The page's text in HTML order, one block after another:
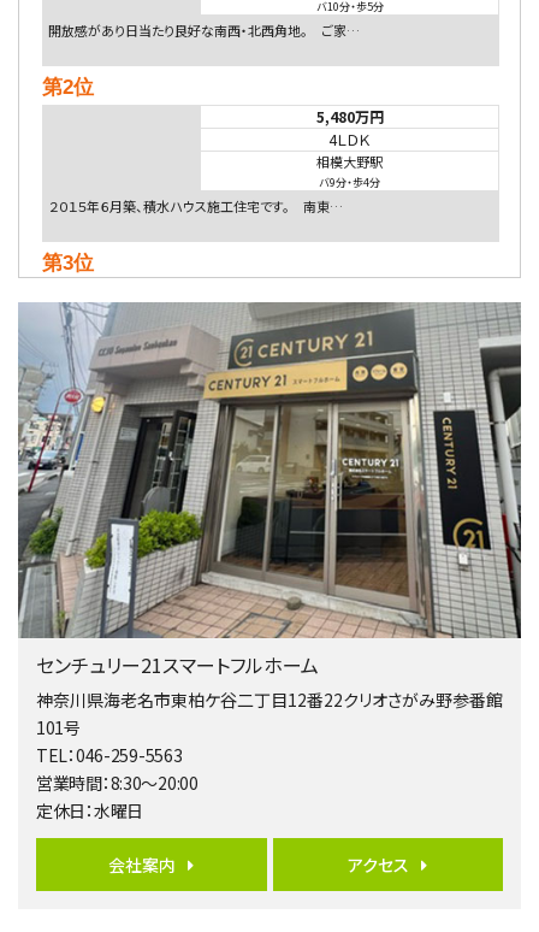
バ10分・歩5分
開放感があり日当たり良好な南西・北西角地。 ご家…
第2位
5,480万円
4ＬＤＫ
相模大野駅
バ9分・歩4分
２０１５年６月築、積水ハウス施工住宅です。 南東…
第3位
4ＬＤＫ
淵野辺駅
歩17分
南側道路に面しており日当たり良好。 キッチンから…
第4位
3,680万円
4ＳＬＤＫ
海老名駅
バ15分・歩1分
リビングダイニング部分の床暖房完備 車並列2台駐…
第5位
4,190万円
バ14分・ 歩4分
LDK約20帖とゆとりある広さ！WIC、SICの…
第6位
4ＬＤＫ
長後駅
センチュリー21スマートフルホーム
神奈川県海老名市東柏ケ谷二丁目12番22クリオさがみ野参番館
101号
TEL：046-259-5563
営業時間：8:30～20:00
定休日：水曜日
会社案内 アクセス